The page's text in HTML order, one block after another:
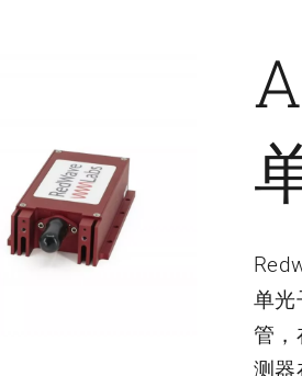
单光
管，
测器